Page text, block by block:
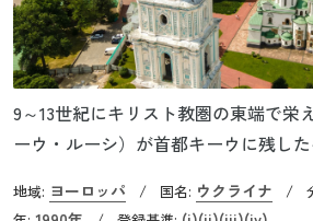
9～13世紀にキリスト教圏の東端で栄
ーウ・ルーシ）が首都キーウに残し
教として公認し、ビザンツ様式の教
地域: ヨーロッパ / 国名: ウクライナ /